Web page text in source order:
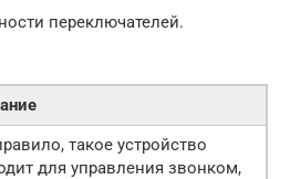
переключателей.
такое устройство
для управления звонком,